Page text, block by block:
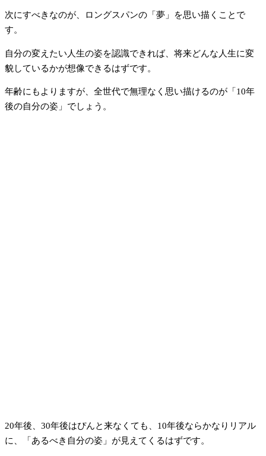
次にすべきなのが、ロングスパンの「夢」を思い描くことで
す。
自分の変えたい人生の姿を認識できれば、将来どんな人生に変
貌しているかが想像できるはずです。
年齢にもよりますが、全世代で無理なく思い描けるのが「10年
後の自分の姿」でしょう。
20年後、30年後はぴんと来なくても、10年後ならかなりリアル
に、「あるべき自分の姿」が見えてくるはずです。